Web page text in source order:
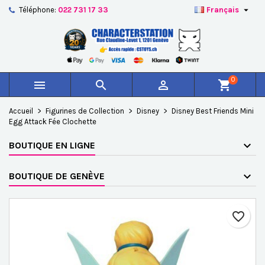
Téléphone: 022 731 17 33 Français 
   shopping_cart0
Accueil Figurines de Collection Disney
Disney Best Friends Mini
Egg Attack Fée Clochette
BOUTIQUE EN LIGNE
BOUTIQUE DE GENÈVE
favorite_border
Créer une nouvelle liste
Nom de la liste d'envies
Annuler Créer une liste d'envies
Vous devez être connecté pour ajouter des produits à
votre liste d'envies.